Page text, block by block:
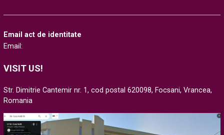
Email act de identitate
Email:
VISIT US!
Str. Dimitrie Cantemir nr. 1, cod postal 620098, Focsani, Vrancea,
Romania